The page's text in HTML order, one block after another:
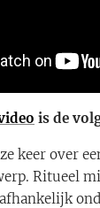
is de
keer over
Ritueel